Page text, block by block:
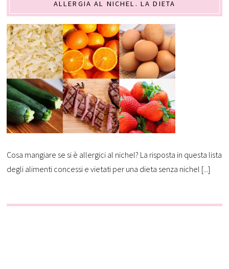
ALLERGIA AL NICHEL. LA DIETA
Cosa mangiare se si è allergici al nichel? La risposta in questa lista
degli alimenti concessi e vietati per una dieta senza nichel [...]